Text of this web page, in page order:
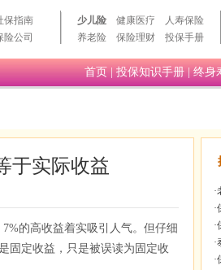
保指南
险公司
少儿险 健康医疗
人寿保险
养老险
保险理财 投保手册
首页|投保知识手册|终身
于实际收益
的高收益着实吸引人气。但仔细
固定收益，只是被误读为固定收
·
·
·
·
·